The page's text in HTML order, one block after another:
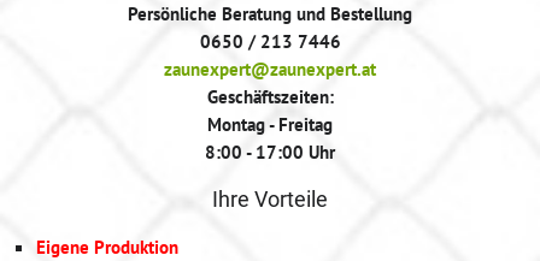
Persönliche Beratung und Bestellung
0650 / 213 7446
zaunexpert@zaunexpert.at
Geschäftszeiten:
Montag - Freitag
8:00 - 17:00 Uhr
Ihre Vorteile
Eigene Produktion